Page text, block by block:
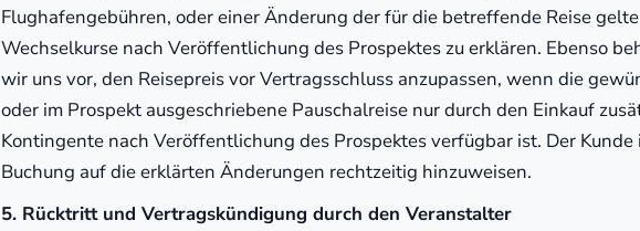
Flughafengebühren, oder einer Änderung der für die betreffende Reise
Wechselkurse nach Veröffentlichung des Prospektes zu erklären. Ebenso
wir uns vor, den Reisepreis vor Vertragsschluss anzupassen, wenn die
oder im Prospekt ausgeschriebene Pauschalreise nur durch den Einkauf
Kontingente nach Veröffentlichung des Prospektes verfügbar ist. Der Kunde
Buchung auf die erklärten Änderungen rechtzeitig hinzuweisen.
5. Rücktritt und Vertragskündigung durch den Veranstalter